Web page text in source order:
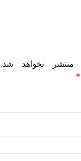
منتشر نخواهد شد.
*